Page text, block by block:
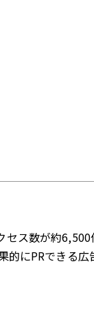
セス数が約
にPRできる